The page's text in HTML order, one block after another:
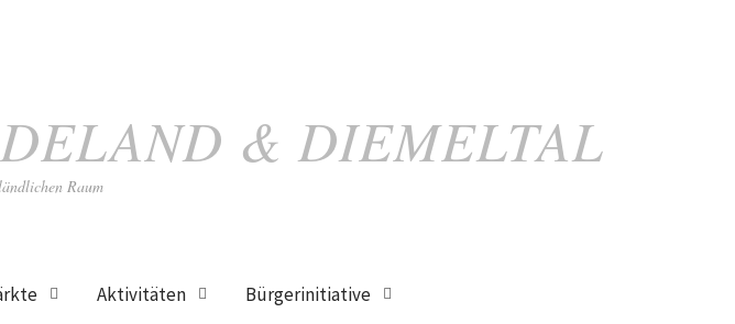
& DIEMELTAL
Raum
Aktivitäten Bürgerinitiative